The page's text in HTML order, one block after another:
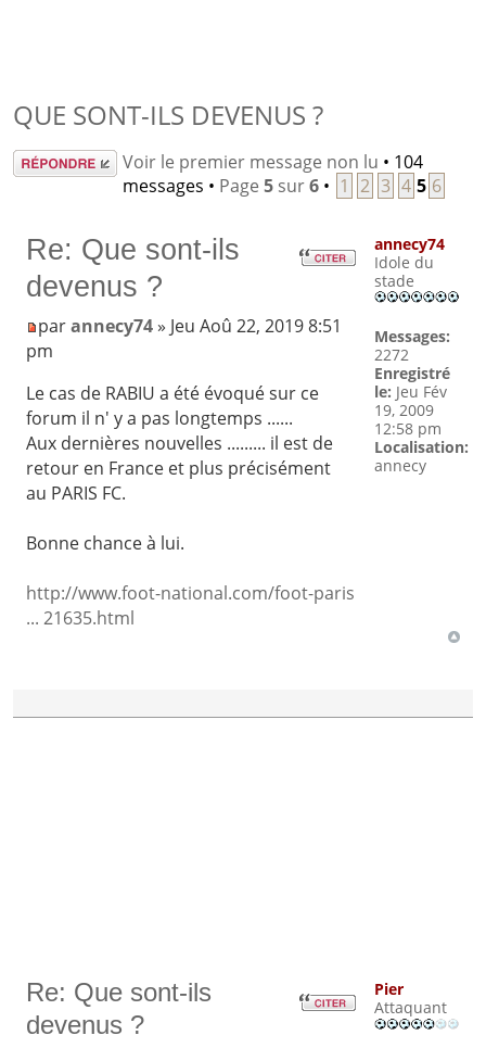
QUE SONT-ILS DEVENUS ?
Répondre Voir le premier message non lu • 104
messages • Page 5sur6• 1 2 3 4 5 6
Re: Que sont-ils
devenus ?
parannecy74» Jeu Aoû 22, 2019 8:51
pm
Le cas de RABIU a été évoqué sur ce
forum il n' y a pas longtemps ......
Aux dernières nouvelles ......... il est de
retour en France et plus précisément
au PARIS FC.
Bonne chance à lui.
http://www.foot-national.com/foot-paris
... 21635.html
annecy74
Idole du
stade
Messages:
2272
Enregistré
le: Jeu Fév
19, 2009
12:58 pm
Localisation:
annecy
Re: Que sont-ils
devenus ?
Pier
Attaquant